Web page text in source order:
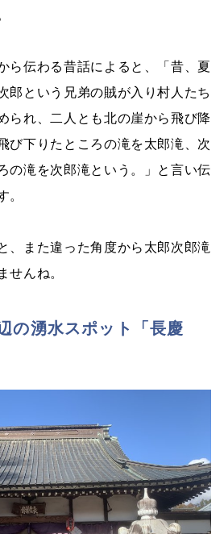
ら伝わる昔話によると、「昔、夏
郎という兄弟の賊が入り村人たち
られ、二人とも北の崖から飛び降
び下りたところの滝を太郎滝、次
の滝を次郎滝という。」と言い伝
。
、また違った角度から太郎次郎滝
せんね。
の湧水スポット「長慶